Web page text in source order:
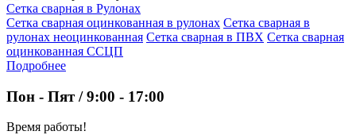
Сетка сварная в Рулонах
Сетка сварная оцинкованная в рулонах Сетка сварная в
рулонах неоцинкованная Сетка сварная в ПВХ Сетка сварная
оцинкованная ССЦП
Подробнее
Пон - Пят / 9:00 - 17:00
Время работы!